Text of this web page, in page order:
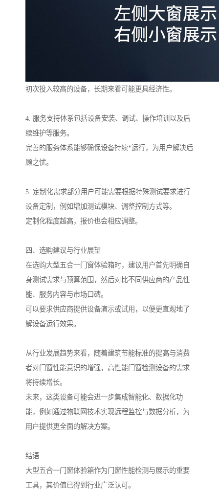
初次投入较高的设备，长期来看可能更具经济性。
4. 服务支持体系包括设备安装、调试、操作培训以及后
续维护等服务。
完善的服务体系能够确保设备持续*运行，为用户解决后
顾之忧。
5. 定制化需求部分用户可能需要根据特殊测试要求进行
设备定制，例如增加测试模块、调整控制方式等。
定制化程度越高，报价也会相应调整。
四、选购建议与行业展望
在选购大型五合一门窗体验箱时，建议用户首先明确自
身测试需求与预算范围，然后对比不同供应商的产品性
能、服务内容与市场口碑。
可以要求供应商提供设备演示或试用，以便更直观地了
解设备运行效果。
从行业发展趋势来看，随着建筑节能标准的提高与消费
者对门窗性能意识的增强，高性能门窗检测设备的需求
将持续增长。
未来，这类设备可能会进一步集成智能化、数据化功
能，例如通过物联网技术实现远程监控与数据分析，为
用户提供更全面的解决方案。
结语
大型五合一门窗体验箱作为门窗性能检测与展示的重要
工具，其价值已得到行业广泛认可。